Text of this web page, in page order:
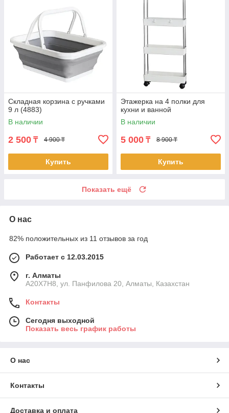
Складная корзина с ручками
9 л (4883)
В наличии
2 500 ₸ 4 900 ₸
Купить
Этажерка на 4 полки для
кухни и ванной
В наличии
5 000 ₸ 8 900 ₸
Купить
Показать ещё
О нас
82% положительных из 11 отзывов за год
Работает с 12.03.2015
г. Алматы
A20X7H8, ул. Панфилова 20, Алматы, Казахстан
Контакты
Сегодня выходной
Показать весь график работы
О нас
Контакты
Доставка и оплата